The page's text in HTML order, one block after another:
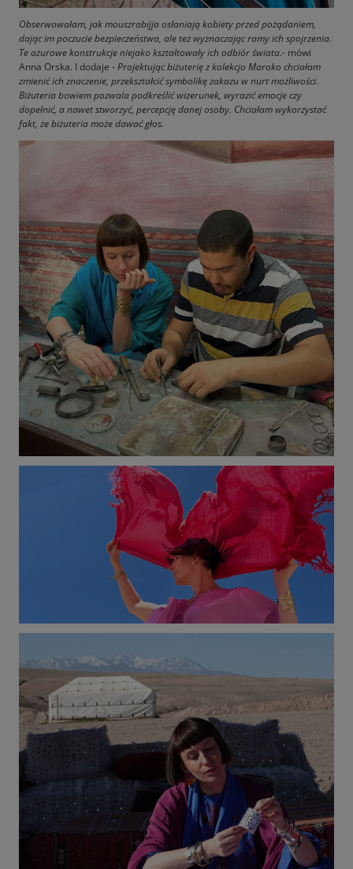
Obserwowałam, jak mouszrabijja osłaniają kobiety przed pożądaniem,
dając im poczucie bezpieczeństwa, ale też wyznaczając ramy ich spojrzenia.
Te ażurowe konstrukcje niejako kształtowały ich odbiór świata.- mówi
Anna Orska. I dodaje -Projektując biżuterię z kolekcjo Maroko chciałam
zmienić ich znaczenie, przekształcić symbolikę zakazu w nurt możliwości.
Biżuteria bowiem pozwala podkreślić wizerunek, wyrazić emocje czy
dopełnić, a nawet stworzyć, percepcję danej osoby. Chciałam wykorzystać
fakt, że biżuteria może dawać głos.